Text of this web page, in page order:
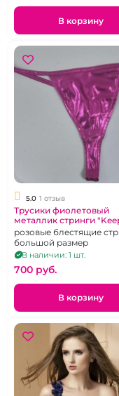
В корзину
5.0 1 отзыв
Трусики фиолетовый
металлик стринги
Away" XL
розовые блестящие
большой размер
В наличии: 1 шт.
700 pуб.
В корзину